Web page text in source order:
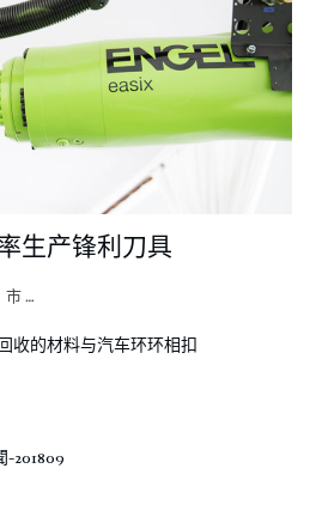
生产锋利刀具
市 …
收的材料与汽车环环相扣
-201809